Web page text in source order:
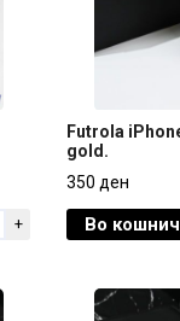
+
Futrola
350 ден
Futrola
gold.
350 ден
Во